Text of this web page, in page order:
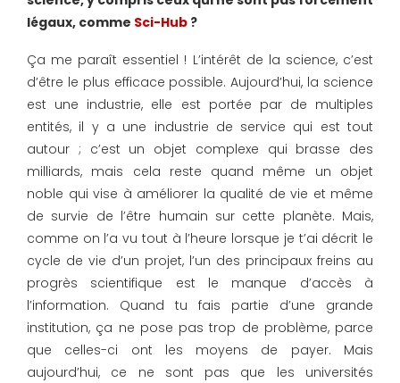
légaux, comme Sci-Hub ?
Ça me paraît essentiel ! L’intérêt de la science, c’est
d’être le plus efficace possible. Aujourd’hui, la science
est une industrie, elle est portée par de multiples
entités, il y a une industrie de service qui est tout
autour ; c’est un objet complexe qui brasse des
milliards, mais cela reste quand même un objet
noble qui vise à améliorer la qualité de vie et même
de survie de l’être humain sur cette planète. Mais,
comme on l’a vu tout à l’heure lorsque je t’ai décrit le
cycle de vie d’un projet, l’un des principaux freins au
progrès scientifique est le manque d’accès à
l’information. Quand tu fais partie d’une grande
institution, ça ne pose pas trop de problème, parce
que celles-ci ont les moyens de payer. Mais
aujourd’hui, ce ne sont pas que les universités